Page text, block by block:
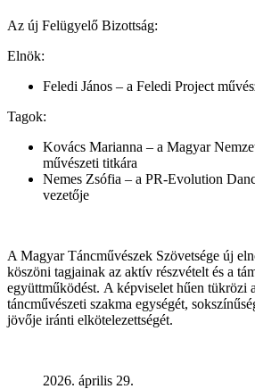
Az új Felügyelő Bizottság:
Elnök:
Feledi János – a Feledi Project
Tagok:
Kovács Marianna – a Magyar
művészeti titkára
Nemes Zsófia – a PR-Evolution
vezetője
A Magyar Táncművészek Szövetsége új
köszöni tagjainak az aktív részvételt és a
együttműködést. A képviselet hűen tükrözi
táncművészeti szakma egységét,
jövője iránti elkötelezettségét.
2026. április 29.